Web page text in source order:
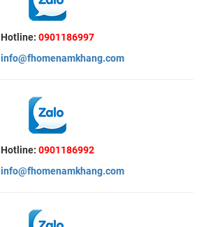
Hotline: 0901186997
info@fhomenamkhang.com
Hotline: 0901186992
info@fhomenamkhang.com